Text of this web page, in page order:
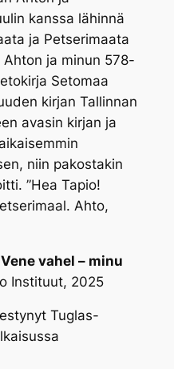
kanssa lähinnä
ja Petserimaata
Ahton ja minun 578-
Setomaa
kirjan Tallinnan
avasin kirjan ja
niin pakostakin
”Hea Tapio!
Ahto,
vahel – minu
Instituut, 2025
Tuglas-